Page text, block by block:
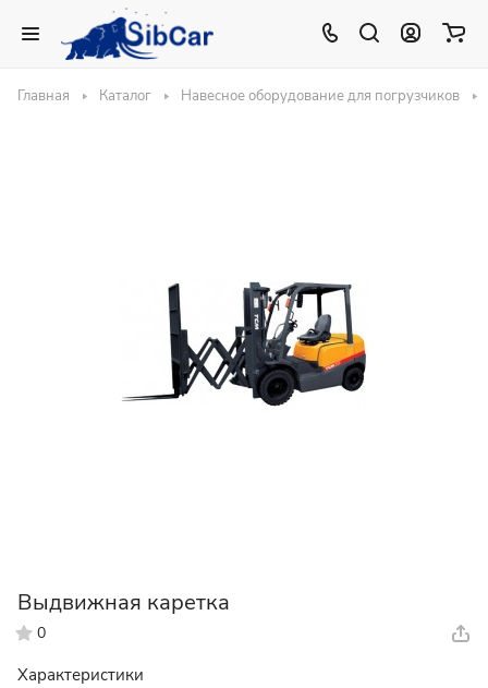
Главная Каталог Навесное оборудование для погрузчиков
Выдвижная каретка
0
Характеристики